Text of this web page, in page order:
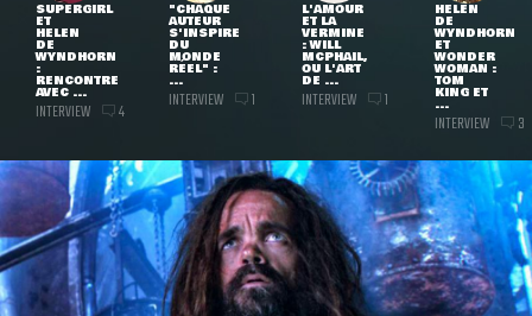
SUPERGIRL
ET
HELEN
DE
WYNDHORN
:
RENCONTRE
AVEC ...
INTERVIEW 4
"CHAQUE
AUTEUR
S'INSPIRE
DU
MONDE
RÉEL" :
...
INTERVIEW 1
L'AMOUR
ET LA
VERMINE
: WILL
MCPHAIL,
OU L'ART
DE ...
INTERVIEW 1
HELEN
DE
WYNDHORN
ET
WONDER
WOMAN :
TOM
KING ET
...
INTERVIEW 3